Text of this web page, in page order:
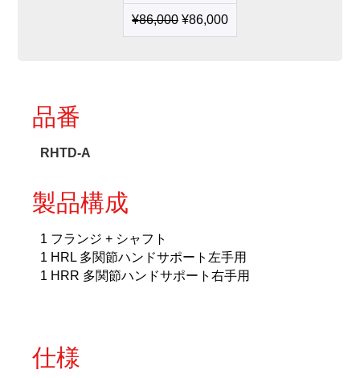
サ
ポ
ー
手
用
個
¥86,000 ¥86,000
品番
RHTD-A
製品構成
1 フランジ + シャフト
1 HRL 多関節ハンドサポート左手用
1 HRR 多関節ハンドサポート右手用
仕様